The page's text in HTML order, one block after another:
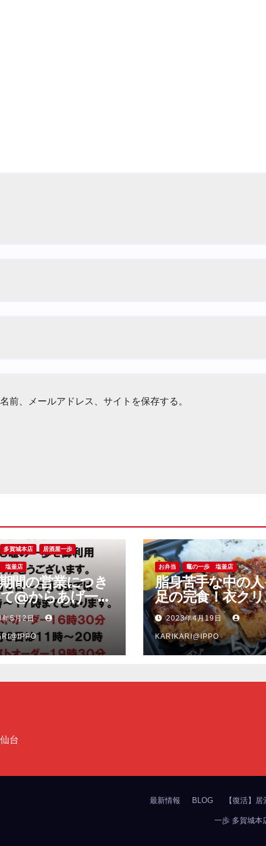
前、メールアドレス、サイトを保存する。
多賀城本店 居酒屋一歩
塩釜店
間の営業につき
@からあげ一歩
本店、竈の一歩
年5月2日
お弁当 竈の一歩 塩釜店
脂身苦手な中の
足の完食！衣ク
ー、脂身少な目
い豚肉のソース
ツ弁当＠竈の一
店
2023年4月19日
KARIKARI@IPPO
台
最新情報 BLOG 【復活】
一歩 多賀城本